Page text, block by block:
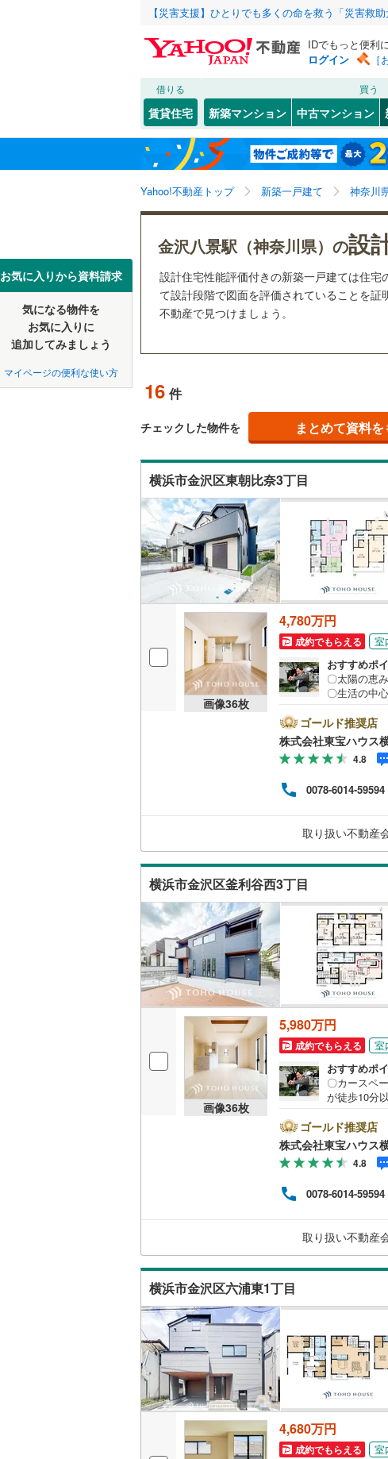
【災害支援】ひとりでも多くの命を救う「災害救
IDでもっと便利
ログイン
借りる
賃貸住宅
買う
新築マンション 中古マンション
Yahoo!不動産トップ 新築一戸建て 神奈川
お気に入りから資料請求
気になる物件を
お気に入りに
追加してみましょう
マイページの便利な使い方
金沢八景駅（神奈川県）の設
設計住宅性能評価付きの新築一戸建ては住
て設計段階で図面を評価されていることを
不動産で見つけましょう。
16 件
チェックした物件を まとめて資料を
横浜市金沢区東朝比奈3丁目
画像36枚
4,780万円
成約でもらえる 室
おすすめポ
〇太陽の恵
〇生活の中
ンペーン対
らえる「
をもらう」
o！ JAPAN
はできま
ーーーーー
利）※上記
ーーーーー
ゴールド推奨店
株式会社東宝ハウス
4.8
0078-6014-59594
取り扱い不動産
横浜市金沢区釜利谷西3丁目
画像36枚
5,980万円
成約でもらえる 室
おすすめポ
〇カースペ
が徒歩10分
ボーナスラ
になります
ださい。※必
ライトは出
ーーーー
利 0.95％（
金利は融
ゴールド推奨店
株式会社東宝ハウス
4.8
0078-6014-59594
取り扱い不動産
横浜市金沢区六浦東1丁目
4,680万円
成約でもらえる 室
北海道 北海道
東北 青森
関東 東京
東海 愛知
近畿
中国 鳥取
福岡
該当物件0件
該当物件0件
該当物件0件
JR 函館本線(0)
石勝線(0)
根室本線(0)
石北本線
(0)
常磐線(623)
高崎線(645)
両毛線(105)
大湊線(0)
奥羽本線
男鹿線
羽越本線( 0)
飯山線(0
湘南新宿ライン
(723)
外房線(87)
成田線(118)
南武線(185)
横浜線 (588)
相模線(492)
五日市線 (176)
篠ノ井線(5)
常磐線（各駅停車
伊東線(0)
身延線(60)
武豊線(109)
関西本線（JR東
参宮線(
大糸線（JR西日
越美北線(0 )
氷見線
(0)
紀勢本線（JR西
赤穂線(8)
宇野線(3)
小野田線( 1)
舞鶴線(4)
木次線(0)
桜井線(116)
該当物件0件
(0) (0)
1
(0) (1) ( 0)
(2) (4)
16) 6)
(1) (0) (0)
( 16)
該当物件0件
こだわり条件 設備
床暖房（4）
駐車場2台以上
ＴＶモニタ付
（16）
配置、向き、建ち
前道6m以上（6
LD
（13）
耐震、免震、制
（8）
長期優良住宅（
最寄りの駅が始
間取り、居室全体
吹き抜け（6）
二世帯向け（0
サービスルー
キッチン
独立型キッチン
浴室
浴室乾燥機あり
バルコニー、庭
ウッドデッキあ
収納
ウォークイン
（1 ）
販売、価格、契約
即入居可能（7
オンライン対応
オンライン内
オンライン対応
該当物件0件
こ